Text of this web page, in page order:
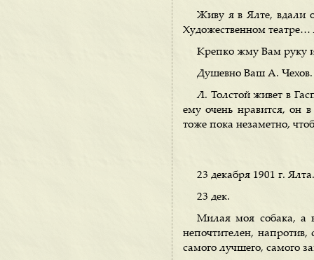
Живу я в Ялте, вдали
Художественном театре…
Крепко жму Вам руку
Душевно Ваш А. Чехов.
Л. Толстой живет в
ему очень нравится, он в
тоже пока незаметно,
23 декабря 1901 г. Ялта.
23 дек.
Милая моя собака, а
непочтителен,
самого лучшего, самого